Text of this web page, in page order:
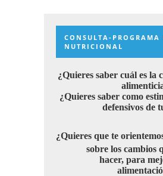
CONSULTA-
NUTRICIONAL
¿Quieres saber cuál es la
¿Quieres saber como
defensivos de
¿Quieres que te
sobre los cambios
hacer, para